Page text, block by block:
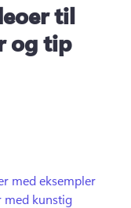
til
og tip
med eksempler
med kunstig